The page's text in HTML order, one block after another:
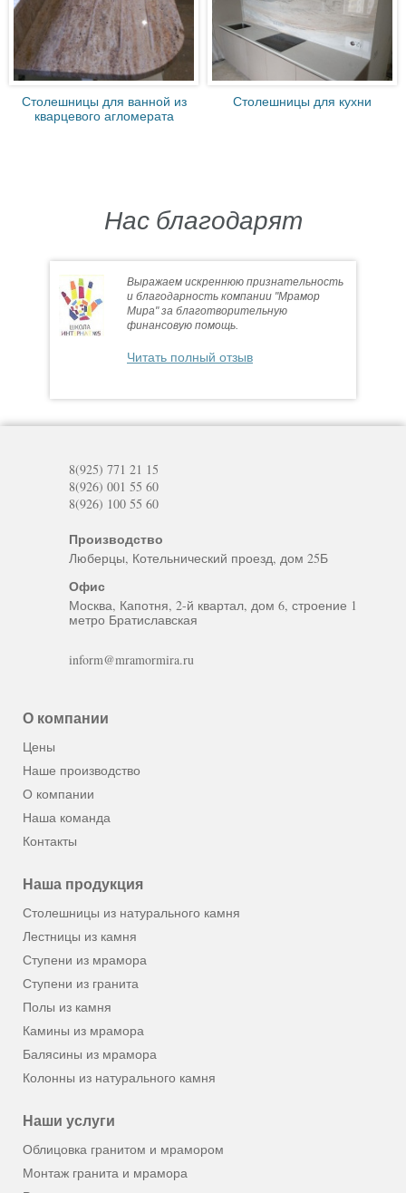
Столешницы для ванной из
кварцевого агломерата
Столешницы для кухни
Нас благодарят
Выражаем искреннюю признательность
и благодарность компании "Мрамор
Мира" за благотворительную
финансовую помощь.
Читать полный отзыв
О компании
Цены
Наше производство
О компании
Наша команда
Контакты
Наша продукция
Столешницы из натурального камня
Лестницы из камня
Ступени из мрамора
Ступени из гранита
Полы из камня
Камины из мрамора
Балясины из мрамора
Колонны из натурального камня
Наши услуги
Облицовка гранитом и мрамором
Монтаж гранита и мрамора
8(925) 771 21 15
8(926) 001 55 60
8(926) 100 55 60
Производство
Люберцы, Котельнический проезд, дом 25Б
Офис
Москва, Капотня, 2-й квартал, дом 6, строение 1
метро Братиславская
inform@mramormira.ru